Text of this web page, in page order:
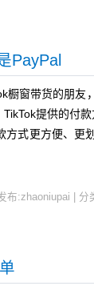
PayPal
窗带货的朋友
提供的付
式更方便、更
布:zhaoniupai | 分